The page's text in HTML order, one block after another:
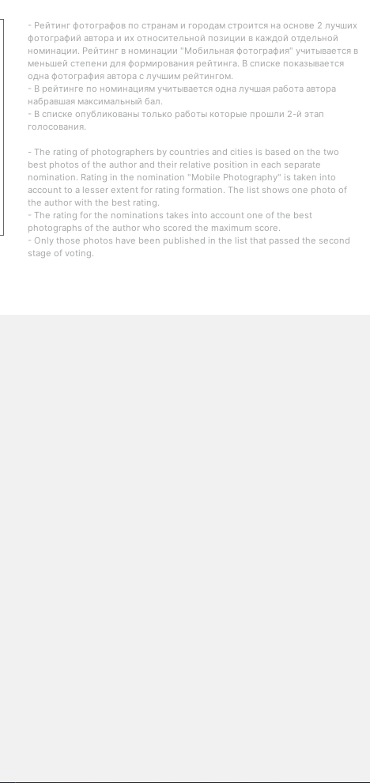
- Рейтинг фотографов по странам и городам строится на основе 2 лучших
фотографий автора и их относительной позиции в каждой отдельной
номинации. Рейтинг в номинации "Мобильная фотография" учитывается в
меньшей степени для формирования рейтинга. В списке показывается
одна фотография автора с лучшим рейтингом.
- В рейтинге по номинациям учитывается одна лучшая работа автора
набравшая максимальный бал.
- В списке опубликованы только работы которые прошли 2-й этап
голосования.
- The rating of photographers by countries and cities is based on the two
best photos of the author and their relative position in each separate
nomination. Rating in the nomination "Mobile Photography" is taken into
account to a lesser extent for rating formation. The list shows one photo of
the author with the best rating.
- The rating for the nominations takes into account one of the best
photographs of the author who scored the maximum score.
- Only those photos have been published in the list that passed the second
stage of voting.